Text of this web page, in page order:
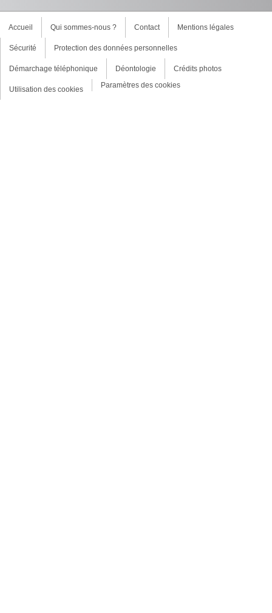
Accueil Qui sommes-nous ? Contact Mentions légales
Sécurité Protection des données personnelles
Démarchage téléphonique Déontologie Crédits photos
Utilisation des cookies
Paramètres des cookies